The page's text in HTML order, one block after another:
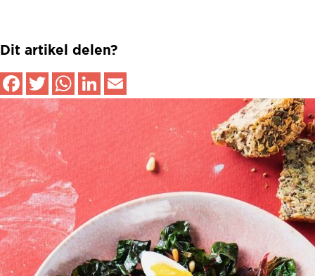
Dit artikel delen?